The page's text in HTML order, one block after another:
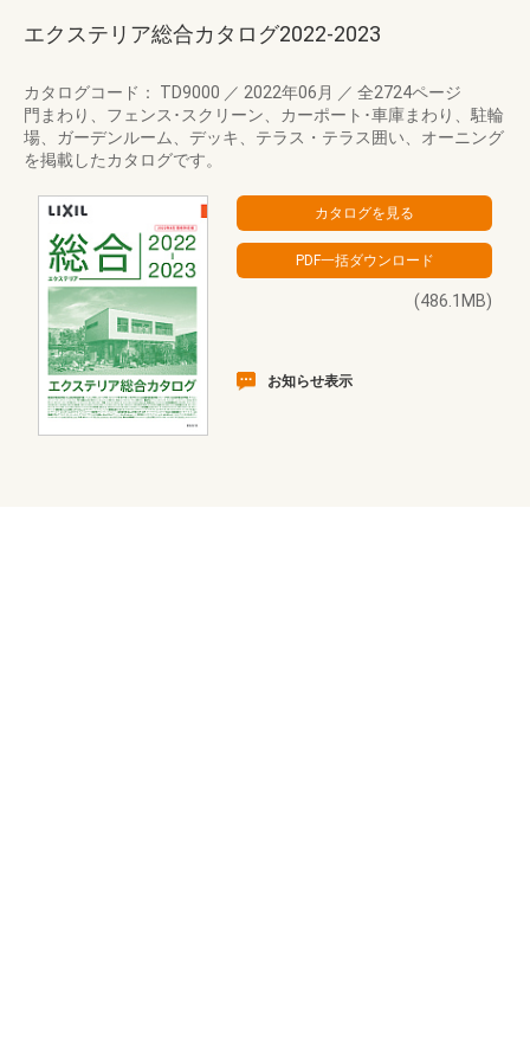
エクステリア総合カタログ2022-2023
カタログコード： TD9000 ／ 2022年06月 ／ 全2724ページ
門まわり、フェンス･スクリーン、カーポート･車庫まわり、駐輪
場、ガーデンルーム、デッキ、テラス・テラス囲い、オーニング
を掲載したカタログです。
(486.1MB)
お知らせ表示